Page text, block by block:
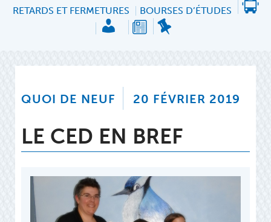
RETARDS ET FERMETURES BOURSES D’ÉTUDES
QUOI DE NEUF 20 FÉVRIER 2019
LE CED EN BREF